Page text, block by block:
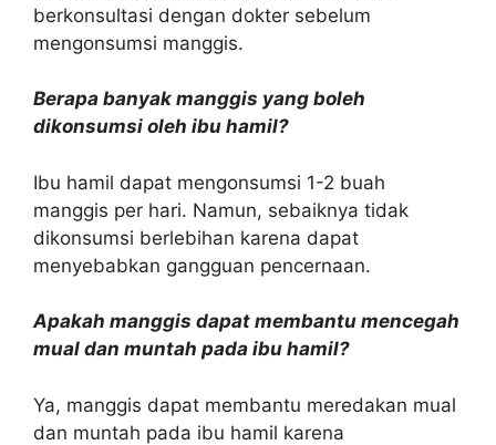
berkonsultasi dengan dokter sebelum
mengonsumsi manggis.
Berapa banyak manggis yang boleh
dikonsumsi oleh ibu hamil?
Ibu hamil dapat mengonsumsi 1-2 buah
manggis per hari. Namun, sebaiknya tidak
dikonsumsi berlebihan karena dapat
menyebabkan gangguan pencernaan.
Apakah manggis dapat membantu mencegah
mual dan muntah pada ibu hamil?
Ya, manggis dapat membantu meredakan mual
dan muntah pada ibu hamil karena